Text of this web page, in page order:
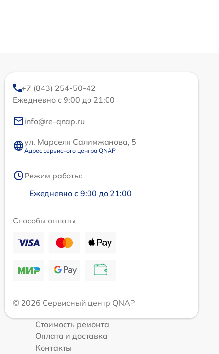
+7 (843) 254-50-42
Ежедневно с 9:00 до 21:00
info@re-qnap.ru
ул. Марселя Салимжанова, 5
Адрес сервисного центра QNAP
Режим работы:
Ежедневно с 9:00 до 21:00
Способы оплаты
© 2026 Сервисный центр QNAP
Стоимость ремонта
Оплата и доставка
Контакты